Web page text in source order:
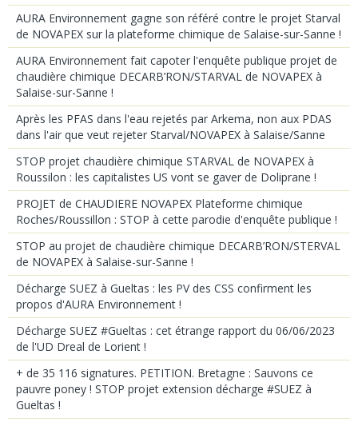
AURA Environnement gagne son référé contre le projet Starval
de NOVAPEX sur la plateforme chimique de Salaise-sur-Sanne !
AURA Environnement fait capoter l'enquête publique projet de
chaudière chimique DECARB’RON/STARVAL de NOVAPEX à
Salaise-sur-Sanne !
Après les PFAS dans l'eau rejetés par Arkema, non aux PDAS
dans l'air que veut rejeter Starval/NOVAPEX à Salaise/Sanne
STOP projet chaudière chimique STARVAL de NOVAPEX à
Roussilon : les capitalistes US vont se gaver de Doliprane !
PROJET de CHAUDIERE NOVAPEX Plateforme chimique
Roches/Roussillon : STOP à cette parodie d'enquête publique !
STOP au projet de chaudière chimique DECARB’RON/STERVAL
de NOVAPEX à Salaise-sur-Sanne !
Décharge SUEZ à Gueltas : les PV des CSS confirment les
propos d'AURA Environnement !
Décharge SUEZ #Gueltas : cet étrange rapport du 06/06/2023
de l'UD Dreal de Lorient !
+ de 35 116 signatures. PETITION. Bretagne : Sauvons ce
pauvre poney ! STOP projet extension décharge #SUEZ à
Gueltas !